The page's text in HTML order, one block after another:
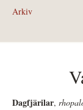
Arkiv
Dagfjärilar,